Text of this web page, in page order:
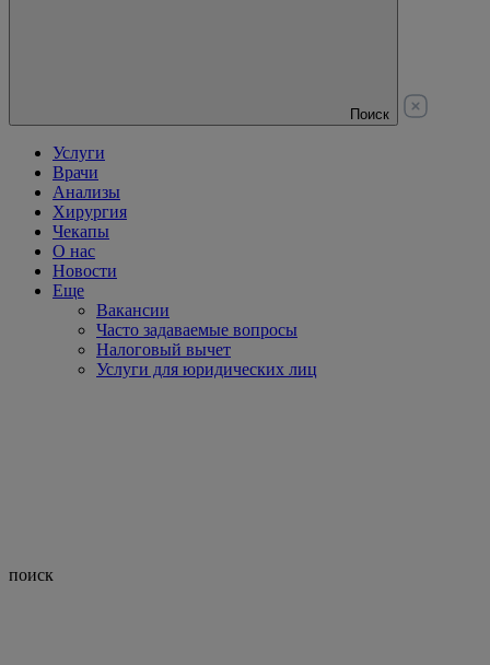
Поиск
Услуги
Врачи
Анализы
Хирургия
Чекапы
О нас
Новости
Еще
Вакансии
Часто задаваемые вопросы
Налоговый вычет
Услуги для юридических лиц
поиск